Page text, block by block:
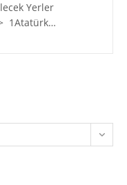
Yerler
1Atatürk…